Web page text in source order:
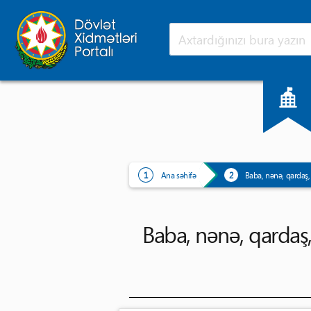
Ana səhifə Yeniliklər
Ana səhifə Baba, nənə,
Baba, nənə,